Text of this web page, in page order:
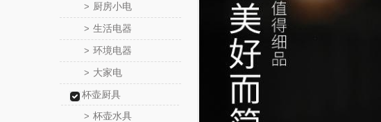
> 厨房小电
> 生活电器
> 环境电器
> 大家电
杯壶厨具
> 杯壶水具